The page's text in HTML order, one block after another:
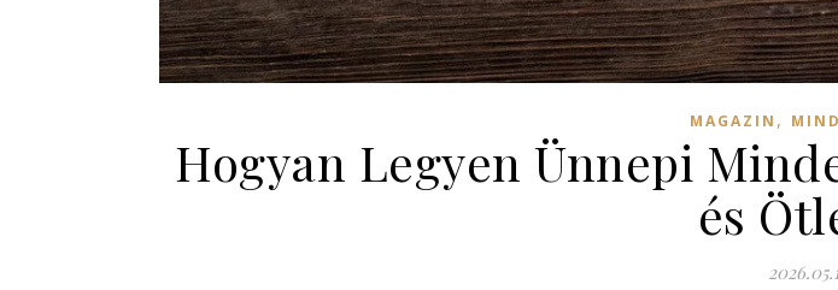
MAGAZIN ,
Hogyan Legyen Ünnepi
és